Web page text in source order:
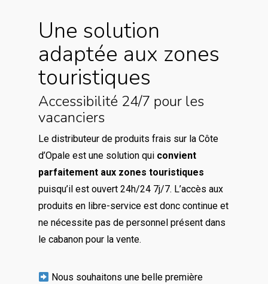
Une solution
adaptée aux zones
touristiques
Accessibilité 24/7 pour les
vacanciers
Le distributeur de produits frais sur la Côte
d’Opale est une solution qui convient
parfaitement aux zones touristiques
puisqu’il est ouvert 24h/24 7j/7. L’accès aux
produits en libre-service est donc continue et
ne nécessite pas de personnel présent dans
le cabanon pour la vente.
Nous souhaitons une belle première